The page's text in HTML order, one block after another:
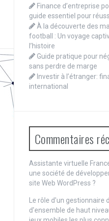
Finance d’entreprise
guide essentiel pour
À la découverte des
football : Un voyage
l’histoire
Guide pratique pour
sans perdre de marge
Investir à l’étranger:
international
Commentaires
Assistante virtuelle
une société de
site Web WordPress ?
Le rôle d'un gestionnaire
d'ensemble de haut